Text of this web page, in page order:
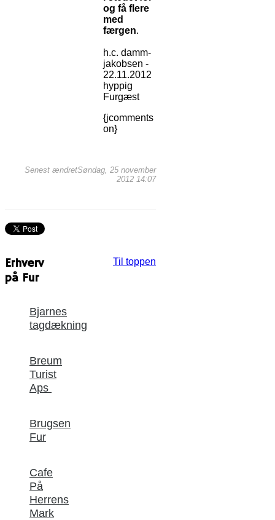
og få flere
med
færgen.
h.c. damm-
jakobsen -
22.11.2012
hyppig
Furgæst
{jcomments
on}
Senest ændretSøndag, 25 november
2012 14:07
Til toppen
Erhverv
på Fur
Bjarnes
tagdækning
Breum
Turist
Aps
Brugsen
Fur
Cafe
På
Herrens
Mark